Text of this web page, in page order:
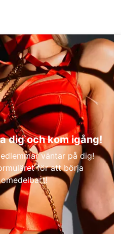
dig och kom igång!
väntar på dig!
för att börja